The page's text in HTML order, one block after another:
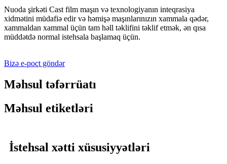
Nuoda şirkəti Cast film maşın və texnologiyanın inteqrasiya
xidmətini müdafiə edir və həmişə maşınlarınızın xammala qədər,
xammaldan xammal üçün tam həll təklifini təklif etmək, ən qısa
müddətdə normal istehsala başlamaq üçün.
Bizə e-poçt göndər
Məhsul təfərrüatı
Məhsul etiketləri
İstehsal xətti xüsusiyyətləri